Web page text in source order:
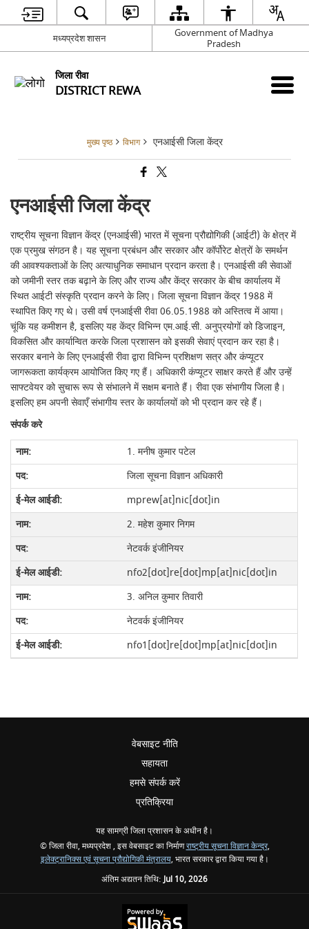
मध्यप्रदेश शासन
Government of Madhya
Pradesh
जिला रीवा
DISTRICT REWA
मुख्य पृष्ठ विभाग एनआईसी जिला केंद्र
एनआईसी जिला केंद्र
राष्ट्रीय सूचना विज्ञान केंद्र (एनआईसी) भारत में सूचना प्रौद्योगिकी (आईटी) के क्षेत्र में
एक प्रमुख संगठन है। यह सूचना प्रबंधन और सरकार और कॉर्पोरेट क्षेत्रों के समर्थन
की आवश्यकताओं के लिए अत्याधुनिक समाधान प्रदान करता है। एनआईसी की सेवाओं
को जमीनी स्तर तक बढ़ाने के लिए और राज्य और केंद्र सरकार के बीच कार्यालय में
स्थित आईटी संस्कृति प्रदान करने के लिए। जिला सूचना विज्ञान केंद्र 1988 में
स्थापित किए गए थे। उसी वर्ष एनआईसी रीवा 06.05.1988 को अस्तित्व में आया।
चूंकि यह कमीशन है, इसलिए यह केंद्र विभिन्न एम.आई.सी. अनुप्रयोगों को डिजाइन,
विकसित और कार्यान्वित करके जिला प्रशासन को इसकी सेवाएं प्रदान कर रहा है।
सरकार बनाने के लिए एनआईसी रीवा द्वारा विभिन्न प्रशिक्षण सत्र और कंप्यूटर
जागरूकता कार्यक्रम आयोजित किए गए हैं। अधिकारी कंप्यूटर साक्षर करते हैं और उन्हें
साफ्टवेयर को सुचारू रूप से संभालने में सक्षम बनाते हैं। रीवा एक संभागीय जिला है।
इसलिए हम अपनी सेवाएँ संभागीय स्तर के कार्यालयों को भी प्रदान कर रहे हैं।
संपर्क करे
1. मनीष कुमार पटेल
जिला सूचना विज्ञान अधिकारी
mprew[at]nic[dot]in
2. महेश कुमार निगम
नेटवर्क इंजीनियर
nfo2[dot]re[dot]mp[at]nic[dot]in
3. अनिल कुमार तिवारी
नेटवर्क इंजीनियर
nfo1[dot]re[dot]mp[at]nic[dot]in
वेबसाइट नीति
सहायता
हमसे संपर्क करें
प्रतिक्रिया
यह सामग्री जिला प्रशासन के अधीन है।
© जिला रीवा, मध्यप्रदेश , इस वेबसाइट का निर्माणराष्ट्रीय सूचना विज्ञान केन्द्र,
इलेक्ट्रानिक्स एवं सूचना प्रौद्योगिकी मंत्रालय, भारत सरकार द्वारा किया गया है।
अंतिम अद्यतन तिथि:Jul 10, 2026